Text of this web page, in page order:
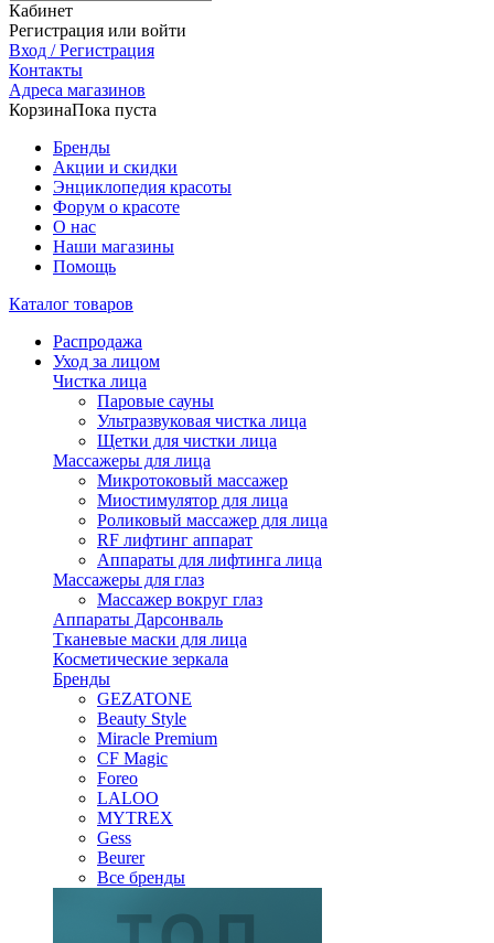
Кабинет
Регистрация или войти
Вход / Регистрация
Контакты
Адреса магазинов
КорзинаПока пуста
Бренды
Акции и скидки
Энциклопедия красоты
Форум о красоте
О нас
Наши магазины
Помощь
Каталог товаров
Распродажа
Уход за лицом
Чистка лица
Паровые сауны
Ультразвуковая чистка лица
Щетки для чистки лица
Массажеры для лица
Микротоковый массажер
Миостимулятор для лица
Роликовый массажер для лица
RF лифтинг аппарат
Аппараты для лифтинга лица
Массажеры для глаз
Массажер вокруг глаз
Аппараты Дарсонваль
Тканевые маски для лица
Косметические зеркала
Бренды
GEZATONE
Beauty Style
Miracle Premium
CF Magic
Foreo
LALOO
MYTREX
Gess
Beurer
Все бренды